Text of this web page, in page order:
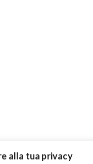
alla tua privacy